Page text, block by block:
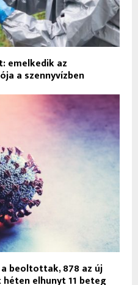
emelkedik az
a szennyvízben
beoltottak, 878 az új
elhunyt 11 beteg